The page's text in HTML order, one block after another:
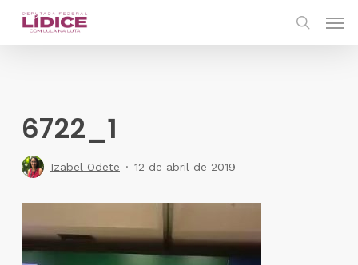
Skip
6722_1
Izabel Odete 12 de abril de 2019